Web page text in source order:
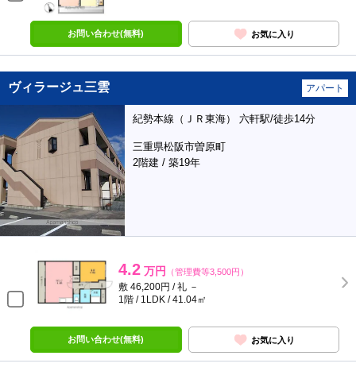
お問い合わせ(無料) お気に入り
ヴィラージュ三雲 アパート
紀勢本線（ＪＲ東海） 六軒駅/徒歩14分
三重県松阪市曽原町
2階建 / 築19年
4.2 万円 （管理費等3,500円）
敷 46,200円 / 礼 －
1階 / 1LDK / 41.04㎡
お問い合わせ(無料) お気に入り